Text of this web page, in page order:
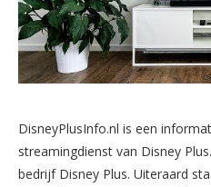
DisneyPlusInfo.nl is een
streamingdienst van Disney
bedrijf Disney Plus. Uiteraard